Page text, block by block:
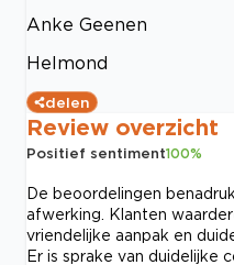
Anke Geenen
Helmond
delen
Review overzicht
Positief sentiment100%
De beoordelingen
afwerking. Klanten
vriendelijke aanpak en
Er is sprake van duidelijke